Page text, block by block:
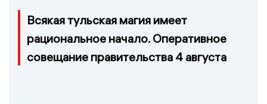
Всякая тульская магия имеет
рациональное начало. Оперативное
совещание правительства 4 августа